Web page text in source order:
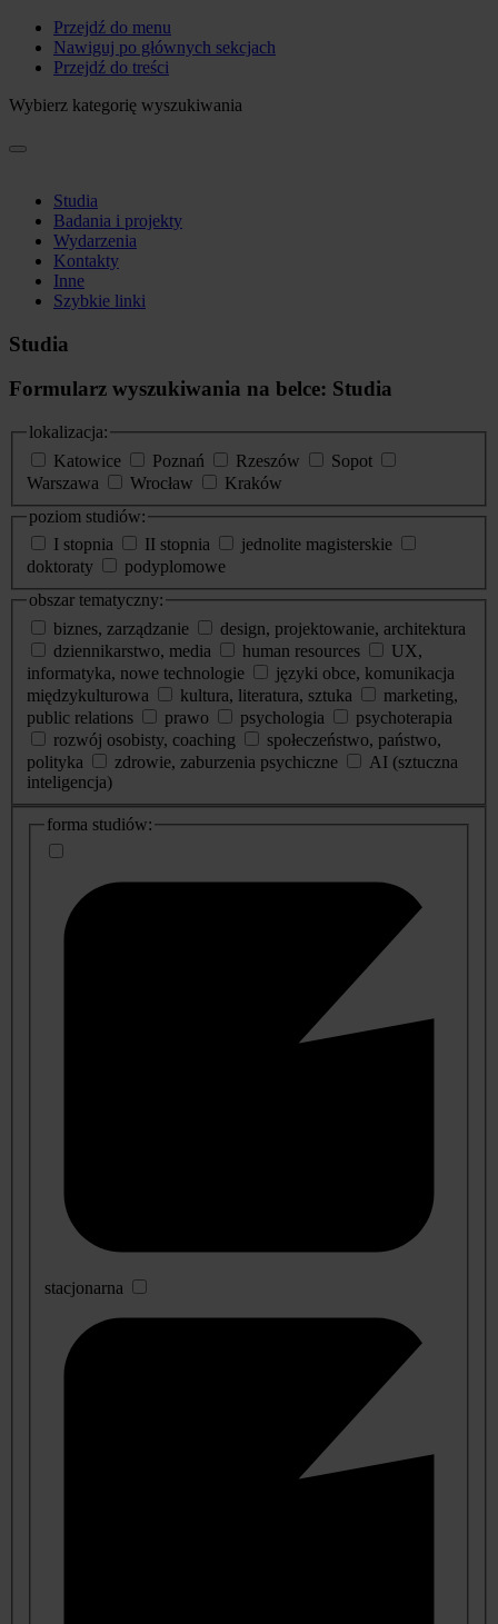
Przejdź do menu
Nawiguj po głównych sekcjach
Przejdź do treści
Wybierz kategorię wyszukiwania
Studia
Badania i projekty
Wydarzenia
Kontakty
Inne
Szybkie linki
Studia
Formularz wyszukiwania na belce: Studia
lokalizacja:
Katowice
Poznań Rzeszów
Sopot
Warszawa
Wrocław
Kraków
poziom studiów:
I stopnia
II stopnia
jednolite magisterskie
doktoraty
podyplomowe
obszar tematyczny:
biznes, zarządzanie
design, projektowanie, architektura
dziennikarstwo, media
human resources
UX,
informatyka, nowe technologie
języki obce, komunikacja
międzykulturowa
kultura, literatura, sztuka
marketing,
public relations
prawo psychologia
psychoterapia
rozwój osobisty, coaching
społeczeństwo, państwo,
polityka
zdrowie, zaburzenia psychiczne
AI (sztuczna
inteligencja)
dodatkowe
informacje
forma studiów:
stacjonarna